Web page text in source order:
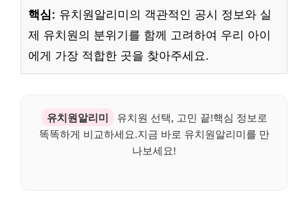
핵심: 유치원알리미의 객관적인 공시 정보와 실
제 유치원의 분위기를 함께 고려하여 우리 아이
에게 가장 적합한 곳을 찾아주세요.
유치원알리미
유치원 선택, 고민 끝!핵심 정보로
똑똑하게 비교하세요.지금 바로 유치원알리미를 만
나보세요!